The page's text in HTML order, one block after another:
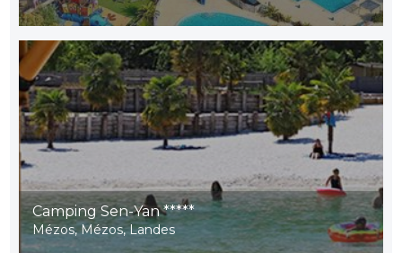
Camping Sen-Yan *****
Mézos, Mézos, Landes